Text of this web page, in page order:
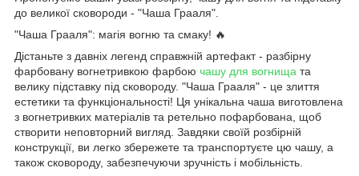
до великої сковороди - "Чаша Грааля".
"Чаша Грааля": магія вогню та смаку! 🔥
Дістаньте з давніх легенд справжній артефакт - разбірну
фарбовану вогнетривкою фарбою чашу для вогнища та
велику підставку під сковороду. "Чаша Грааля" - це злиття
естетики та функціональності! Ця унікальна чаша виготовлена
з вогнетривких матеріалів та ретельно пофарбована, щоб
створити неповторний вигляд. Завдяки своїй розбірній
конструкції, ви легко збережете та транспортуєте цю чашу, а
також сковороду, забезпечуючи зручність і мобільність.